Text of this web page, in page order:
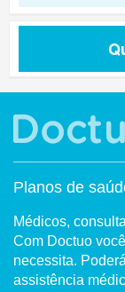
Planos de
Médicos,
Com Doctuo
necessita.
assistência